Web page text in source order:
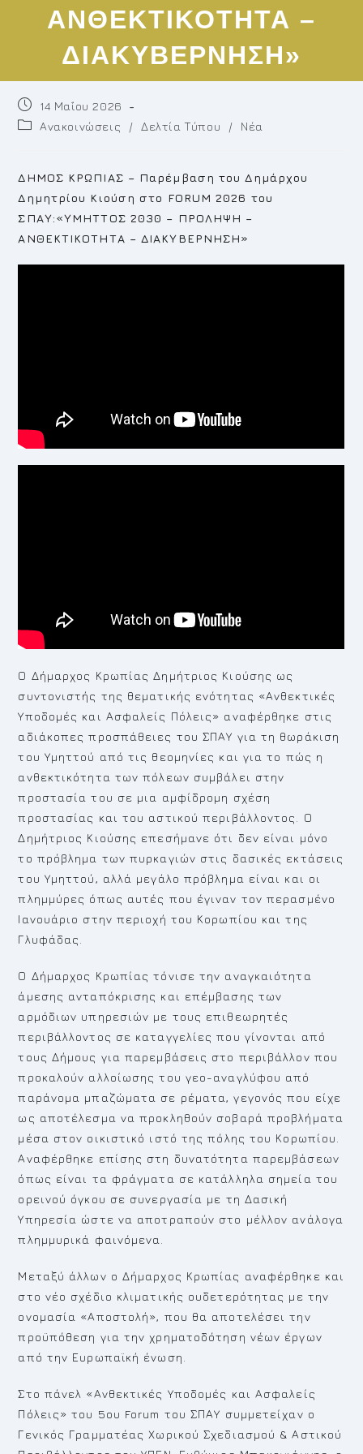
ΑΝΘΕΚΤΙΚΟΤΗΤΑ –
ΔΙΑΚΥΒΕΡΝΗΣΗ»
Post
published:
14 Μαΐου 2026
PostΑνακοινώσεις / Δελτία Τύπου / Νέα
ΔΗΜΟΣ ΚΡΩΠΙΑΣ – Παρέμβαση του Δημάρχου
Δημητρίου Κιούση στο FORUM 2026 του
ΣΠΑΥ:«ΥΜΗΤΤΟΣ 2030 – ΠΡΟΛΗΨΗ –
ΑΝΘΕΚΤΙΚΟΤΗΤΑ – ΔΙΑΚΥΒΕΡΝΗΣΗ»
Ο Δήμαρχος Κρωπίας Δημήτριος Κιούσης ως
συντονιστής της θεματικής ενότητας «Ανθεκτικές
Υποδομές και Ασφαλείς Πόλεις» αναφέρθηκε στις
αδιάκοπες προσπάθειες του ΣΠΑΥ για τη θωράκιση
του Υμηττού από τις θεομηνίες και για το πώς η
ανθεκτικότητα των πόλεων συμβάλει στην
προστασία του σε μια αμφίδρομη σχέση
προστασίας και του αστικού περιβάλλοντος. Ο
Δημήτριος Κιούσης επεσήμανε ότι δεν είναι μόνο
το πρόβλημα των πυρκαγιών στις δασικές εκτάσεις
του Υμηττού, αλλά μεγάλο πρόβλημα είναι και οι
πλημμύρες όπως αυτές που έγιναν τον περασμένο
Ιανουάριο στην περιοχή του Κορωπίου και της
Γλυφάδας.
Ο Δήμαρχος Κρωπίας τόνισε την αναγκαιότητα
άμεσης ανταπόκρισης και επέμβασης των
αρμόδιων υπηρεσιών με τους επιθεωρητές
περιβάλλοντος σε καταγγελίες που γίνονται από
τους Δήμους για παρεμβάσεις στο περιβάλλον που
προκαλούν αλλοίωσης του γεο-αναγλύφου από
παράνομα μπαζώματα σε ρέματα, γεγονός που είχε
ως αποτέλεσμα να προκληθούν σοβαρά προβλήματα
μέσα στον οικιστικό ιστό της πόλης του Κορωπίου.
Αναφέρθηκε επίσης στη δυνατότητα παρεμβάσεων
όπως είναι τα φράγματα σε κατάλληλα σημεία του
ορεινού όγκου σε συνεργασία με τη Δασική
Υπηρεσία ώστε να αποτραπούν στο μέλλον ανάλογα
πλημμυρικά φαινόμενα.
Μεταξύ άλλων ο Δήμαρχος Κρωπίας αναφέρθηκε και
στο νέο σχέδιο κλιματικής ουδετερότητας με την
ονομασία «Αποστολή», που θα αποτελέσει την
προϋπόθεση για την χρηματοδότηση νέων έργων
από την Ευρωπαϊκή ένωση.
Στο πάνελ «Ανθεκτικές Υποδομές και Ασφαλείς
Πόλεις» του 5ου Forum του ΣΠΑΥ συμμετείχαν ο
Γενικός Γραμματέας Χωρικού Σχεδιασμού & Αστικού